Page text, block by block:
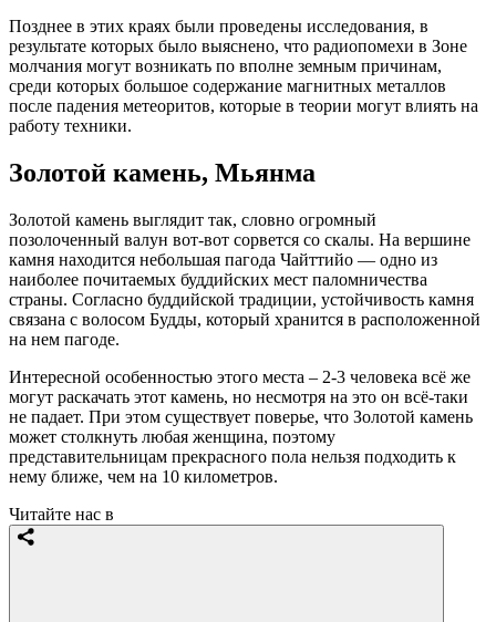
Позднее в этих краях были проведены исследования, в
результате которых было выяснено, что радиопомехи в Зоне
молчания могут возникать по вполне земным причинам,
среди которых большое содержание магнитных металлов
после падения метеоритов, которые в теории могут влиять на
работу техники.
Золотой камень, Мьянма
Золотой камень выглядит так, словно огромный
позолоченный валун вот-вот сорвется со скалы. На вершине
камня находится небольшая пагода Чайттийо — одно из
наиболее почитаемых буддийских мест паломничества
страны. Согласно буддийской традиции, устойчивость камня
связана с волосом Будды, который хранится в расположенной
на нем пагоде.
Интересной особенностью этого места – 2-3 человека всё же
могут раскачать этот камень, но несмотря на это он всё-таки
не падает. При этом существует поверье, что Золотой камень
может столкнуть любая женщина, поэтому
представительницам прекрасного пола нельзя подходить к
нему ближе, чем на 10 километров.
Читайте нас в